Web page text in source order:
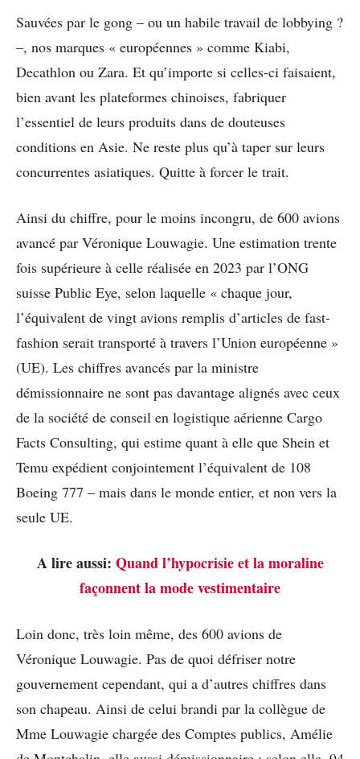
Sauvées par le gong – ou un habile travail de lobbying ?
–, nos marques « européennes » comme Kiabi,
Decathlon ou Zara. Et qu’importe si celles-ci faisaient,
bien avant les plateformes chinoises, fabriquer
l’essentiel de leurs produits dans de douteuses
conditions en Asie. Ne reste plus qu’à taper sur leurs
concurrentes asiatiques. Quitte à forcer le trait.
Ainsi du chiffre, pour le moins incongru, de 600 avions
avancé par Véronique Louwagie. Une estimation trente
fois supérieure à celle réalisée en 2023 par l’ONG
suisse Public Eye, selon laquelle « chaque jour,
l’équivalent de vingt avions remplis d’articles de fast-
fashion serait transporté à travers l’Union européenne »
(UE). Les chiffres avancés par la ministre
démissionnaire ne sont pas davantage alignés avec ceux
de la société de conseil en logistique aérienne Cargo
Facts Consulting, qui estime quant à elle que Shein et
Temu expédient conjointement l’équivalent de 108
Boeing 777 – mais dans le monde entier, et non vers la
seule UE.
A lire aussi: Quand l’hypocrisie et la moraline
façonnent la mode vestimentaire
Loin donc, très loin même, des 600 avions de
Véronique Louwagie. Pas de quoi défriser notre
gouvernement cependant, qui a d’autres chiffres dans
son chapeau. Ainsi de celui brandi par la collègue de
Mme Louwagie chargée des Comptes publics, Amélie